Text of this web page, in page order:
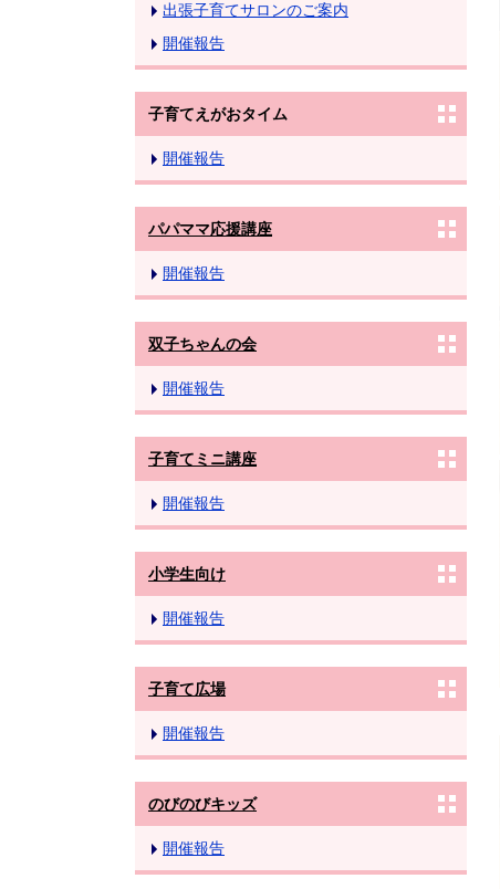
出張子育てサロンのご案内
開催報告
子育てえがおタイム
開催報告
パパママ応援講座
開催報告
双子ちゃんの会
開催報告
子育てミニ講座
開催報告
小学生向け
開催報告
子育て広場
開催報告
のびのびキッズ
開催報告